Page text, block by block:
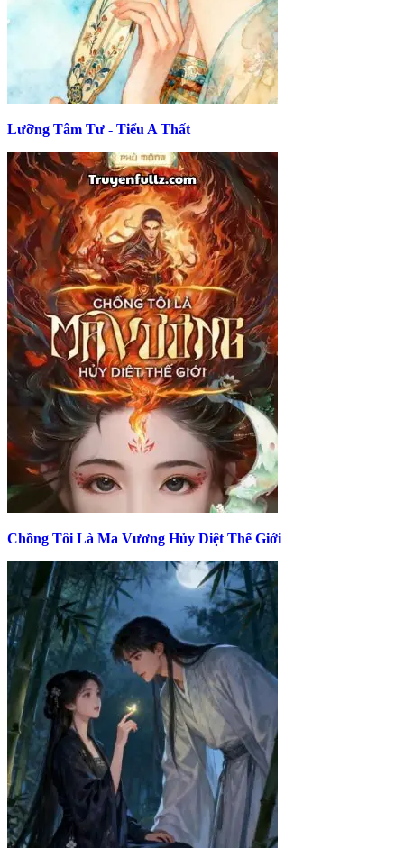
Lưỡng Tâm Tư - Tiểu A Thất
Chồng Tôi Là Ma Vương Hủy Diệt Thế Giới